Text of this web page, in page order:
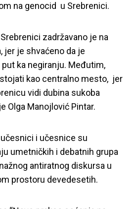
na genocid u Srebrenici.
zadržavano je na
jer je shvaćeno da je
ka negiranju. Međutim,
kao centralno mesto, jer
vidi dubina sukoba
Olga Manojlović Pintar.
i učesnice su
umetničkih i debatnih grupa
antiratnog diskursa u
prostoru devedesetih.